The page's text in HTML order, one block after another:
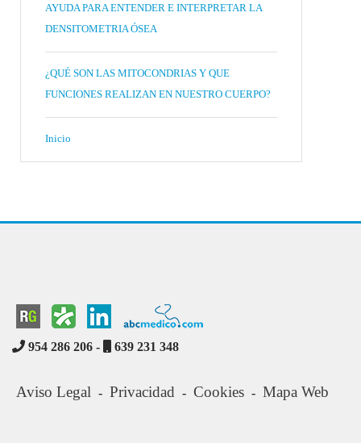
AYUDA PARA ENTENDER E INTERPRETAR LA
DENSITOMETRIA ÓSEA
¿QUÉ SON LAS MITOCONDRIAS Y QUE
FUNCIONES REALIZAN EN NUESTRO CUERPO?
Inicio
954 286 206 - 639 231 348
Aviso Legal - Privacidad - Cookies - Mapa Web